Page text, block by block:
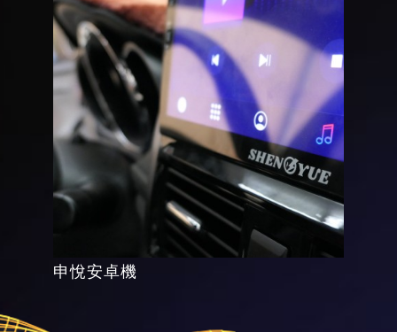
申悅安卓機